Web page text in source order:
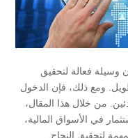
وسيلة فعالة لتحقيق
ومع ذلك، فإن الدخول
من خلال هذا المقال،
في الأسواق المالية،
لتحقيق النجاح.